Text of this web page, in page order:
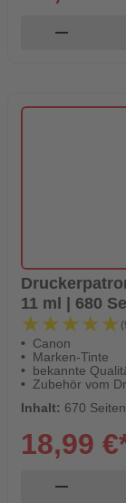
remove
11 ml | 680
★★★★★
★★★★★
Canon
Marken-Tinte
bekannte
Zubehör vom
Inhalt: 670
18,99
remove